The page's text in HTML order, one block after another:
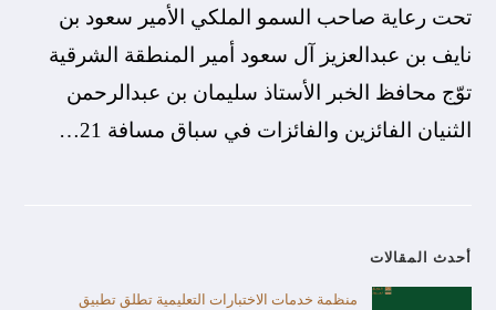
تحت رعاية صاحب السمو الملكي الأمير سعود بن
نايف بن عبدالعزيز آل سعود أمير المنطقة الشرقية
توّج محافظ الخبر الأستاذ سليمان بن عبدالرحمن
الثنيان الفائزين والفائزات في سباق مسافة 21…
أحدث المقالات
منظمة خدمات الاختبارات التعليمية تطلق تطبيق